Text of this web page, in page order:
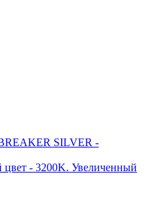
SILVER -
- 3200K. Увеличенный